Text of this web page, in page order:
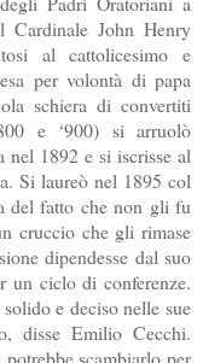
Cardinale John Henry
al cattolicesimo e
per volontà di papa
schiera di convertiti
e ‘900) si arruolò
nel 1892 e si iscrisse al
Si laureò nel 1895 col
del fatto che non gli fu
cruccio che gli rimase
dipendesse dal suo
un ciclo di conferenze.
e deciso nelle sue
disse Emilio Cecchi.
scambiarlo per